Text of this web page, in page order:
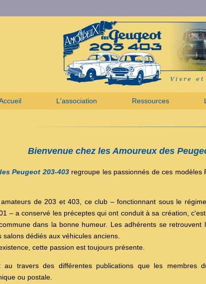
L'association Ressources
Bienvenue chez les Amoureux des
Peugeot 203-403regroupe les passionnés de ces modèles
de 203 et 403, ce club – fonctionnant sous le
– a conservé les préceptes qui ont conduit à sa création,
dans la bonne humeur. Les adhérents se retrouvent
dédiés aux véhicules anciens.
cette passion est toujours présente.
au travers des différentes publications que les membres
ou postale.